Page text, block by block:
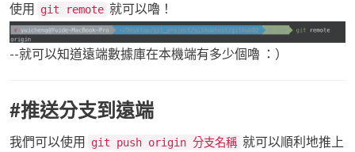
使用 git remote 就可以嚕！
--就可以知道遠端數據庫在本機端有多少個嚕 ：）
#推送分支到遠端
我們可以使用 git push origin 分支名稱 就可以順利地推上